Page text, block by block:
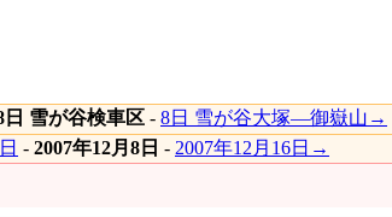
日 雪が谷検車区 - 8日 雪が谷大塚―御嶽山→
- 2007年12月8日 - 2007年12月16日→